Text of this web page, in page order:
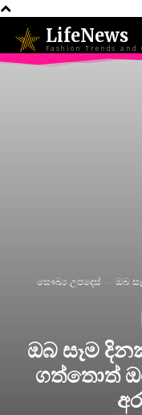
LifeNews
Fashion Trends and
සෞඛ්‍ය උපදෙස්
ඔබ
ඔබ සෑම
ගත්තොත්